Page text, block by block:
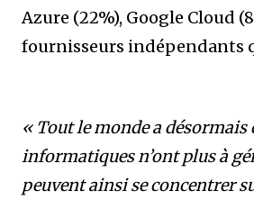
Azure (22%), Google Cloud
fournisseurs indépendants
« Tout le monde a
informatiques n’ont plus à
peuvent ainsi se concentrer